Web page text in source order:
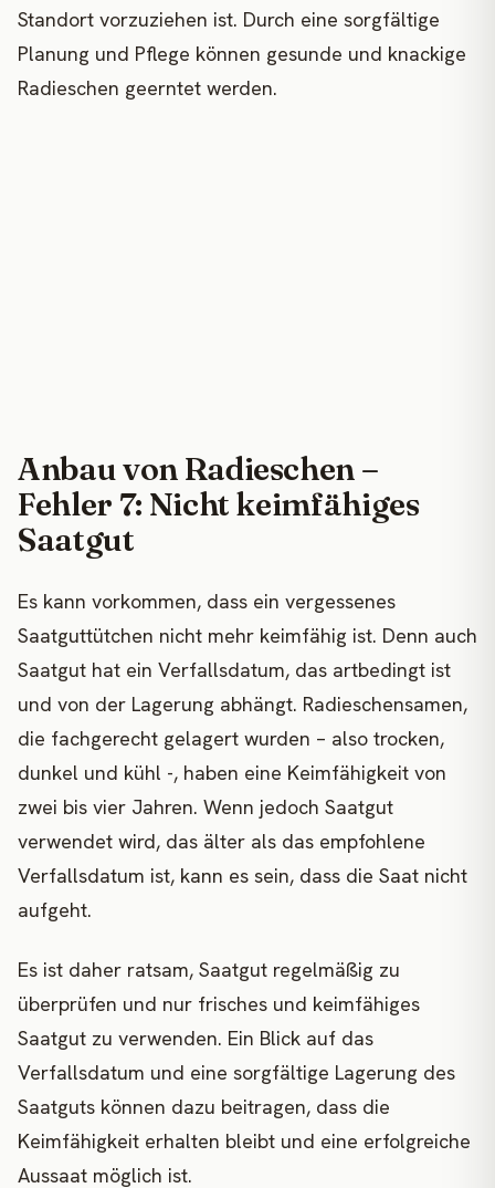
Standort vorzuziehen ist. Durch eine sorgfältige
Planung und Pflege können gesunde und knackige
Radieschen geerntet werden.
Anbau von Radieschen –
Fehler 7: Nicht keimfähiges
Saatgut
Es kann vorkommen, dass ein vergessenes
Saatguttütchen nicht mehr keimfähig ist. Denn auch
Saatgut hat ein Verfallsdatum, das artbedingt ist
und von der Lagerung abhängt. Radieschensamen,
die fachgerecht gelagert wurden – also trocken,
dunkel und kühl -, haben eine Keimfähigkeit von
zwei bis vier Jahren. Wenn jedoch Saatgut
verwendet wird, das älter als das empfohlene
Verfallsdatum ist, kann es sein, dass die Saat nicht
aufgeht.
Es ist daher ratsam, Saatgut regelmäßig zu
überprüfen und nur frisches und keimfähiges
Saatgut zu verwenden. Ein Blick auf das
Verfallsdatum und eine sorgfältige Lagerung des
Saatguts können dazu beitragen, dass die
Keimfähigkeit erhalten bleibt und eine erfolgreiche
Aussaat möglich ist.